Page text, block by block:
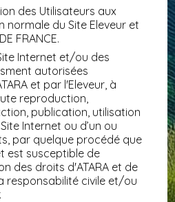
des Utilisateurs aux
normale du Site Eleveur et
FRANCE.
Internet et/ou des
autorisées
et par l'Eleveur, à
reproduction,
publication, utilisation
Internet ou d’un ou
par quelque procédé que
est susceptible de
des droits d'ATARA et de
responsabilité civile et/ou